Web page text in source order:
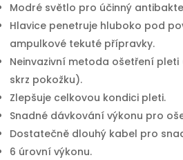
Modré světlo pro účinný
Hlavice penetruje hluboko pod
ampulkové tekuté přípravky.
Neinvazivní metoda ošetření
skrz pokožku).
Zlepšuje celkovou kondici pleti.
Snadné dávkování výkonu pro
Dostatečně dlouhý kabel pro
6 úrovní výkonu.